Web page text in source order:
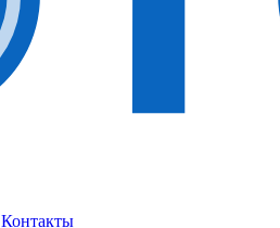
Контакты